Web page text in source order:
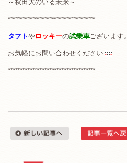
～秋田犬のいる未来～
************************************
タフトやロッキーの試乗車ございます。
お気軽にお問い合わせください
************************************